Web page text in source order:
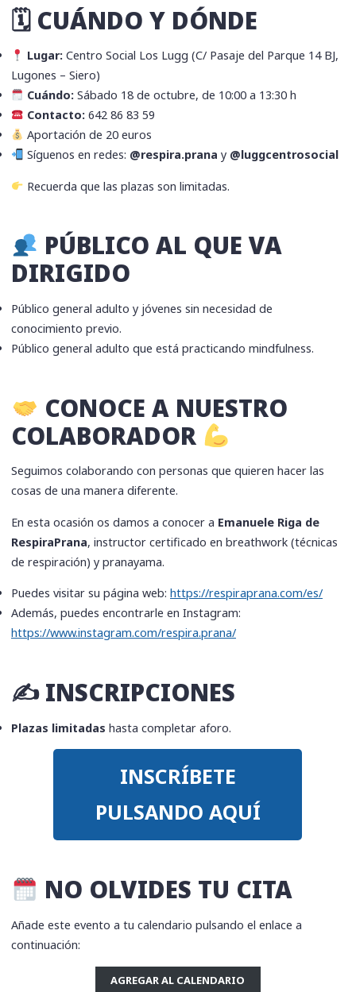
🗓 CUÁNDO Y DÓNDE
Lugar: Centro Social Los Lugg (C/ Pasaje del Parque 14 BJ,
Lugones – Siero)
Cuándo: Sábado 18 de octubre, de 10:00 a 13:30 h
Contacto: 642 86 83 59
​ Aportación de 20 euros
Síguenos en redes: @respira.prana y @luggcentrosocial
Recuerda que las plazas son limitadas.
PÚBLICO AL QUE VA
DIRIGIDO
Público general adulto y jóvenes sin necesidad de
conocimiento previo.
Público general adulto que está practicando mindfulness.
CONOCE A NUESTRO
COLABORADOR
Seguimos colaborando con personas que quieren hacer las
cosas de una manera diferente.
En esta ocasión os damos a conocer a Emanuele Riga de
RespiraPrana, instructor certificado en breathwork (técnicas
de respiración) y pranayama.
Puedes visitar su página web:https://respiraprana.com/es/
Además, puedes encontrarle en Instagram:
https://www.instagram.com/respira.prana/
✍️ INSCRIPCIONES
Plazas limitadas hasta completar aforo.
INSCRÍBETE
PULSANDO AQUÍ
​ NO OLVIDES TU CITA
Añade este evento a tu calendario pulsando el enlace a
continuación:
AGREGAR AL CALENDARIO